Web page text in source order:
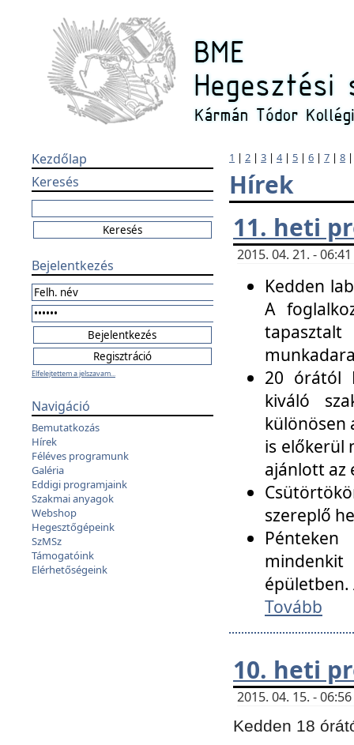
Kezdőlap
Keresés
Bejelentkezés
Elfelejtettem a jelszavam...
Navigáció
Bemutatkozás
Hírek
Féléves programunk
Galéria
Eddigi programjaink
Szakmai anyagok
Webshop
Hegesztőgépeink
SzMSz
Támogatóink
Elérhetőségeink
1 | 2 | 3 | 4| 5 | 6 | 7 | 8
Hírek
11. heti
2015. 04. 21. -
Kedden
A
20 órától
kiváló
különösen
is előkerül
ajánlott az
szereplő
épületben.
Tovább
10. heti
2015. 04. 15. -
Kedden 18